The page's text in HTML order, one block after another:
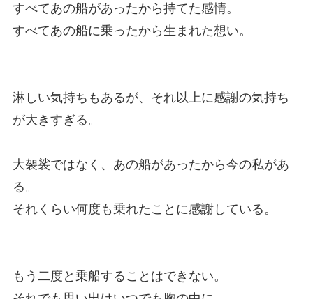
すべてあの船があったから持てた感情。
すべてあの船に乗ったから生まれた想い。
淋しい気持ちもあるが、それ以上に感謝の気持ち
が大きすぎる。
大袈裟ではなく、あの船があったから今の私があ
る。
それくらい何度も乗れたことに感謝している。
もう二度と乗船することはできない。